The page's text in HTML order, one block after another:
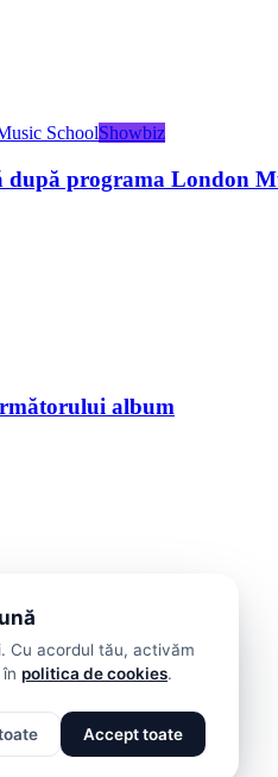
Showbiz
după programa London
album
Cu acordul tău, activăm
politica de cookies.
Accept toate